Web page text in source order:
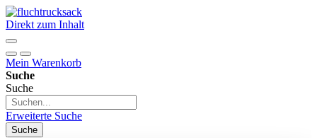
Direkt zum Inhalt
Mein Warenkorb
Suche
Suche
Erweiterte Suche
Suche